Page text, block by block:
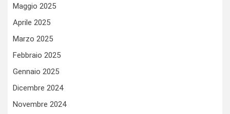
Maggio 2025
Aprile 2025
Marzo 2025
Febbraio 2025
Gennaio 2025
Dicembre 2024
Novembre 2024